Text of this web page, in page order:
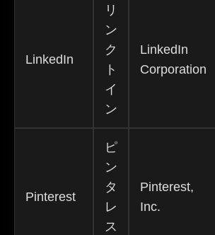
LinkedIn
リ
ン
ク
ト
イ
ン
LinkedIn
Corporation
Pinterest
ピ
ン
タ
レ
ス
Pinterest,
Inc.